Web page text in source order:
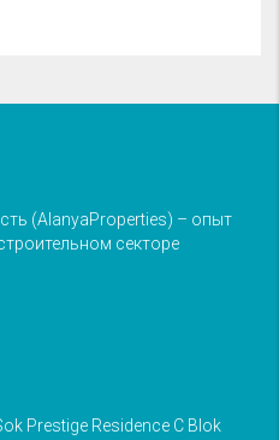
(AlanyaProperties) – опыт
секторе
Prestige Residence C Blok